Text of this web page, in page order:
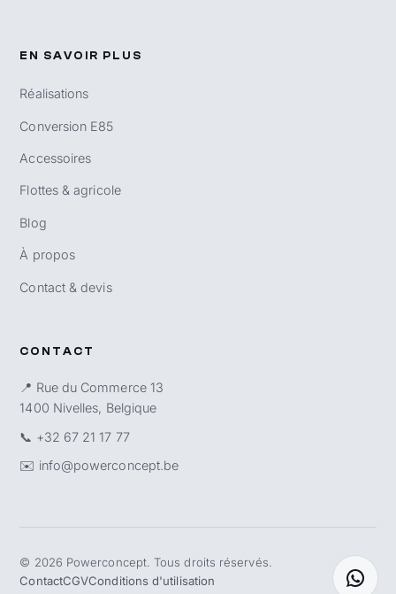
EN SAVOIR PLUS
Réalisations
Conversion E85
Accessoires
Flottes & agricole
Blog
À propos
Contact & devis
CONTACT
📍 Rue du Commerce 13
1400 Nivelles, Belgique
📞 +32 67 21 17 77
✉️ info@powerconcept.be
© 2026 Powerconcept. Tous droits réservés.
ContactCGVConditions d'utilisation